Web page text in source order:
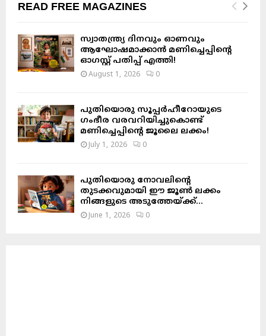
READ FREE MAGAZINES
സ്വാതന്ത്ര്യ ദിനവും ഓണവും
ആഘോഷമാക്കാൻ മണിച്ചെപ്പിന്റെ
ഓഗസ്റ്റ് പതിപ്പ് എത്തി!
August 1, 2026 0
പുതിയൊരു സൂപ്പർഹീറോയുടെ
ഗംഭീര വരവറിയിച്ചുകൊണ്ട്
മണിച്ചെപ്പിന്റെ ജൂലൈ ലക്കം!
July 1, 2026 0
പുതിയൊരു നോവലിന്റെ
തുടക്കവുമായി ഈ ജൂൺ ലക്കം
നിങ്ങളുടെ അടുത്തേയ്ക്ക്…
June 1, 2026 0